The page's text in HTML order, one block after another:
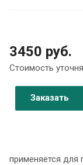
3450 руб.
Стоимость
Заказать
применяется для